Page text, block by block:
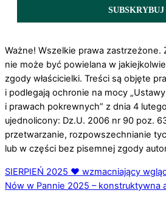
SUBSKRYBUJ
Ważne! Wszelkie prawa zastrzeżone.
nie może być powielana w
zgody właścicielki. Treści są objęte
i podlegają ochronie na mocy
i prawach pokrewnych” z dnia 4
ujednolicony: Dz.U. 2006 nr 90 poz.
przetwarzanie, rozpowszechnianie
lub w części bez pisemnej zgody
SIERPIEŃ 2025 ❤️ wzmacniający
Nów w Pannie 2025 – konstruktywna